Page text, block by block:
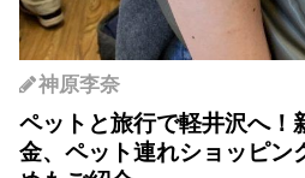
神原李奈
ペットと旅行で軽井沢へ！
金、ペット連れショッピン